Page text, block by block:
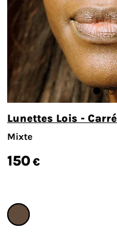
Lunettes Lois - Carré
Mixte
150€